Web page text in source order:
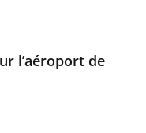
l’aéroport de